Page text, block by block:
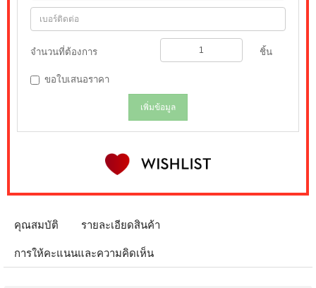
จำนวนที่ต้องการ ชิ้น
ขอใบเสนอราคา
เพิ่มข้อมูล
คุณสมบัติ รายละเอียดสินค้า
การให้คะแนนและความคิดเห็น